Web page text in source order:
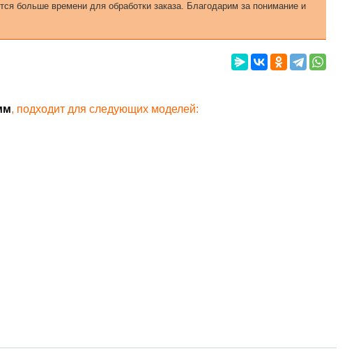
больше времени для обработки заказа. Благодарим за понимание и
, подходит для следующих моделей: